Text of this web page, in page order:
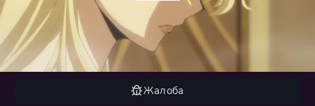
Жалоба